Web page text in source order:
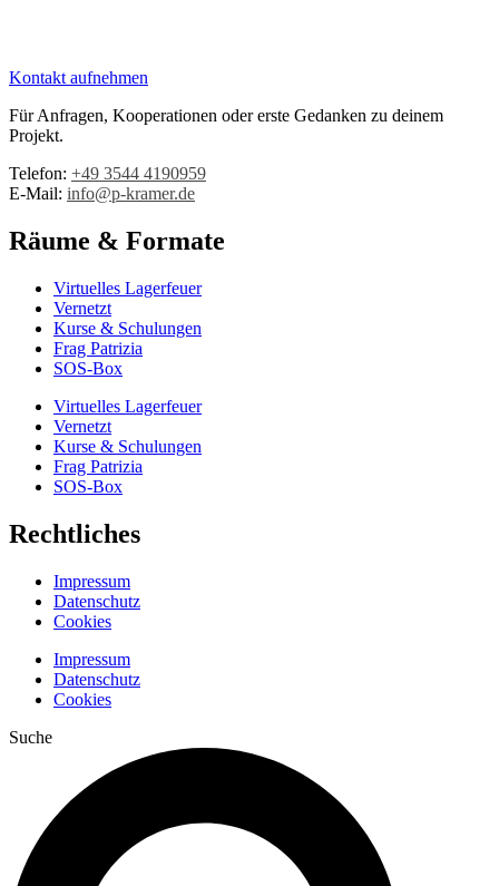
Kontakt aufnehmen
Für Anfragen, Kooperationen oder erste Gedanken zu deinem
Projekt.
Telefon: +49 3544 4190959‬
E-Mail: info@p-kramer.de
Räume & Formate
Virtuelles Lagerfeuer
Vernetzt
Kurse & Schulungen
Frag Patrizia
SOS-Box
Virtuelles Lagerfeuer
Vernetzt
Kurse & Schulungen
Frag Patrizia
SOS-Box
Rechtliches
Impressum
Datenschutz
Cookies
Impressum
Datenschutz
Cookies
Suche